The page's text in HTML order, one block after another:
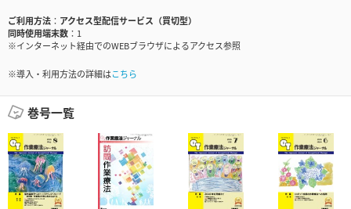
ご利用方法
アクセス型配信サービス（買切型）
同時使用端末数
1
※インターネット経由でのWEBブラウザによるアクセス参照
※導入・利用方法の詳細はこちら
巻号一覧